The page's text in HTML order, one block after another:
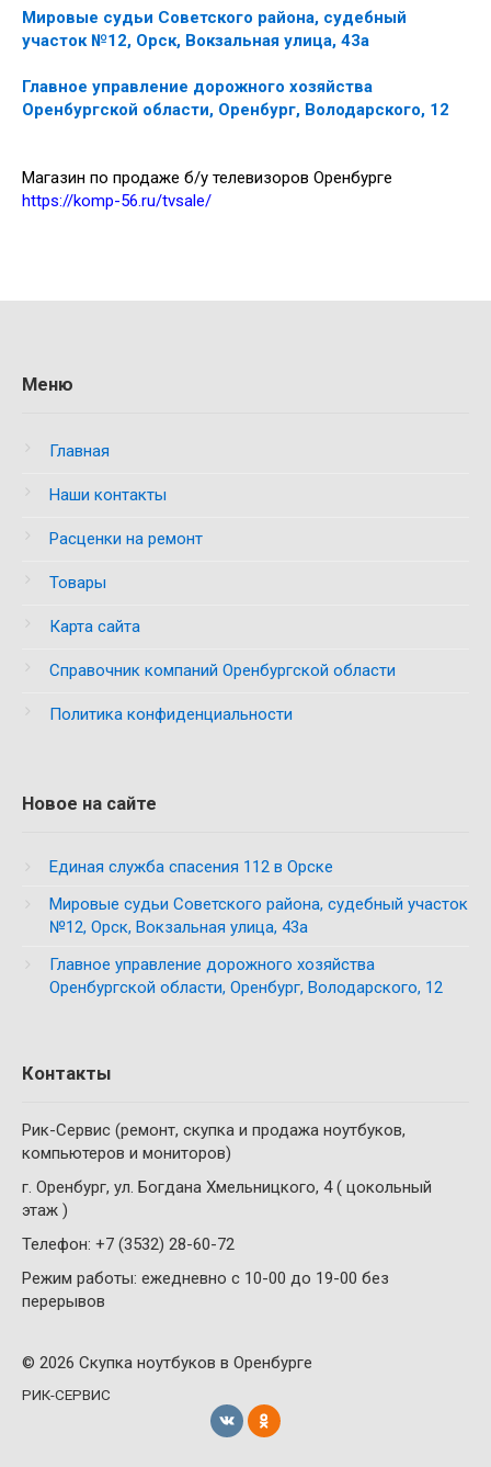
Мировые судьи Советского района, судебный
участок №12, Орск, Вокзальная улица, 43а
Главное управление дорожного хозяйства
Оренбургской области, Оренбург, Володарского, 12
Магазин по продаже б/у телевизоров Оренбурге
https://komp-56.ru/tvsale/
Меню
Главная
Наши контакты
Расценки на ремонт
Товары
Карта сайта
Справочник компаний Оренбургской области
Политика конфиденциальности
Новое на сайте
Единая служба спасения 112 в Орске
Мировые судьи Советского района, судебный участок
№12, Орск, Вокзальная улица, 43а
Главное управление дорожного хозяйства
Оренбургской области, Оренбург, Володарского, 12
Контакты
Рик-Сервис (ремонт, скупка и продажа ноутбуков,
компьютеров и мониторов)
г. Оренбург, ул. Богдана Хмельницкого, 4 ( цокольный
этаж )
Телефон: +7 (3532) 28-60-72
Режим работы: ежедневно с 10-00 до 19-00 без
перерывов
© 2026 Скупка ноутбуков в Оренбурге
РИК-СЕРВИС